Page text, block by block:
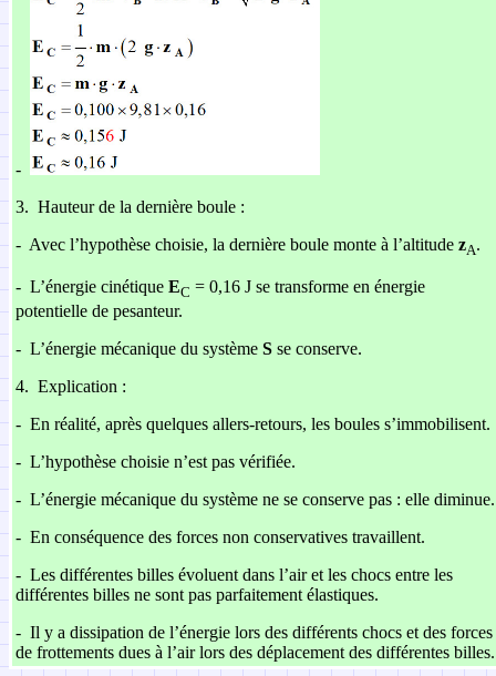
-
3. Hauteur de la dernière boule :
- Avec l’hypothèse choisie, la dernière boule monte à l’altitude zA.
- L’énergie cinétique EC = 0,16 J se transforme en énergie
potentielle de pesanteur.
- L’énergie mécanique du système S se conserve.
4. Explication :
- En réalité, après quelques allers-retours, les boules s’immobilisent.
- L’hypothèse choisie n’est pas vérifiée.
- L’énergie mécanique du système ne se conserve pas : elle diminue.
- En conséquence des forces non conservatives travaillent.
- Les différentes billes évoluent dans l’air et les chocs entre les
différentes billes ne sont pas parfaitement élastiques.
- Il y a dissipation de l’énergie lors des différents chocs et des forces
de frottements dues à l’air lors des déplacement des différentes billes.